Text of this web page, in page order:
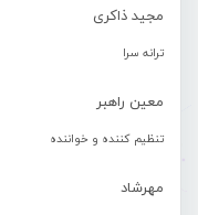
مجید ذاکری
ترانه سرا
معین راهبر
تنظیم کننده و خواننده
مهرشاد